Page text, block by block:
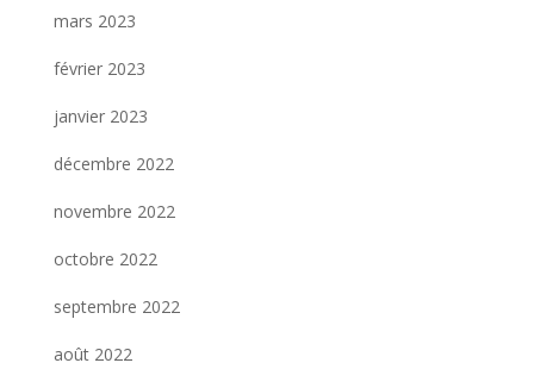
mars 2023
février 2023
janvier 2023
décembre 2022
novembre 2022
octobre 2022
septembre 2022
août 2022